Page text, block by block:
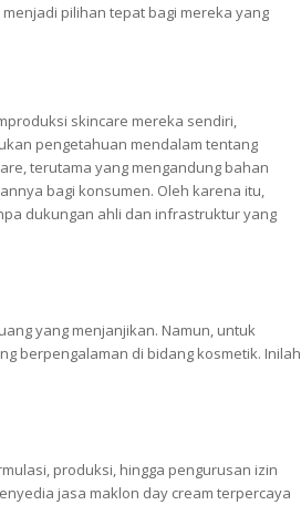
pilihan tepat bagi mereka yang
skincare mereka sendiri,
pengetahuan mendalam tentang
terutama yang mengandung bahan
bagi konsumen. Oleh karena itu,
dukungan ahli dan infrastruktur yang
yang menjanjikan. Namun, untuk
berpengalaman di bidang kosmetik. Inilah
produksi, hingga pengurusan izin
jasa maklon day cream terpercaya